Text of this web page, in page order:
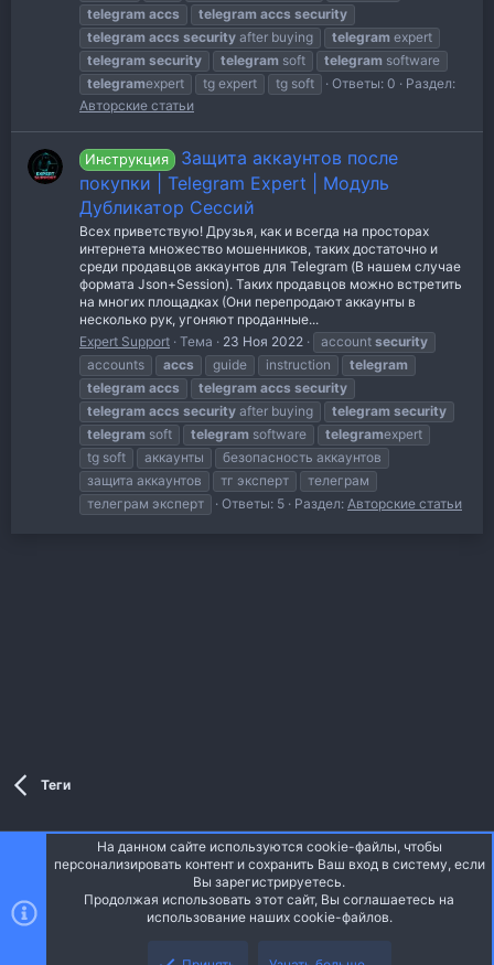
telegram accs telegram accs security
telegram accs security after buying telegram expert
telegram security telegram soft telegram software
telegramexpert tg expert tg soft Ответы: 0
Раздел:
Авторские статьи
Инструкция
Защита аккаунтов после
покупки | Telegram Expert | Модуль
Дубликатор Сессий
Всех приветствую! Друзья, как и всегда на просторах
интернета множество мошенников, таких достаточно и
среди продавцов аккаунтов для Telegram (В нашем случае
формата Json+Session). Таких продавцов можно встретить
на многих площадках (Они перепродают аккаунты в
несколько рук, угоняют проданные...
Expert Support Тема 23 Ноя 2022 account security
accounts
accs guide instruction
telegram
telegram accs telegram accs security
telegram accs security after buying telegram security
telegram soft telegram software telegramexpert
tg soft
аккаунты
безопасность аккаунтов
защита аккаунтов
тг эксперт
телеграм
телеграм эксперт
Ответы: 5 Раздел: Авторские статьи
Теги
Style and add-ons by ThemeHouse
Перевод от Jumuro ®
Запросы 12 Время 0.0332s Память 3.28MB
Верх
На данном сайте используются cookie-файлы, чтобы
персонализировать контент и сохранить Ваш вход в систему, если
Вы зарегистрируетесь.
Продолжая использовать этот сайт, Вы соглашаетесь на
использование наших cookie-файлов.